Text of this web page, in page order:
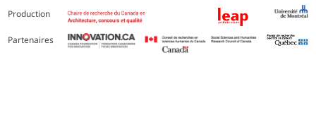
Production
Partenaires